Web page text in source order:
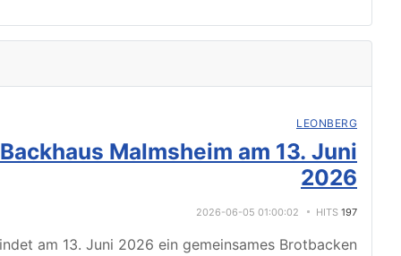
LEONBERG
Malmsheim am 13. Juni
2026
2026-06-05 01:00:02 HITS 197
am 13. Juni 2026 ein gemeinsames Brotbacken